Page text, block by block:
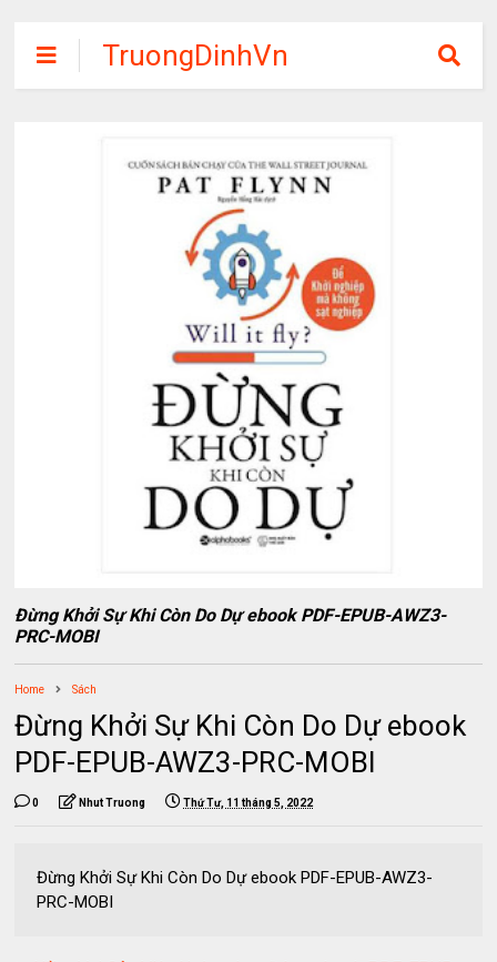
TruongDinhVn
Chia sẽ ebook,
phần mềm học
tập miễn phí
Đừng Khởi Sự Khi Còn Do Dự ebook PDF-EPUB-AWZ3-
PRC-MOBI
Home Sách
Đừng Khởi Sự Khi Còn Do Dự ebook
PDF-EPUB-AWZ3-PRC-MOBI
0 Nhut Truong Thứ Tư, 11 tháng 5, 2022
Đừng Khởi Sự Khi Còn Do Dự ebook PDF-EPUB-AWZ3-
PRC-MOBI